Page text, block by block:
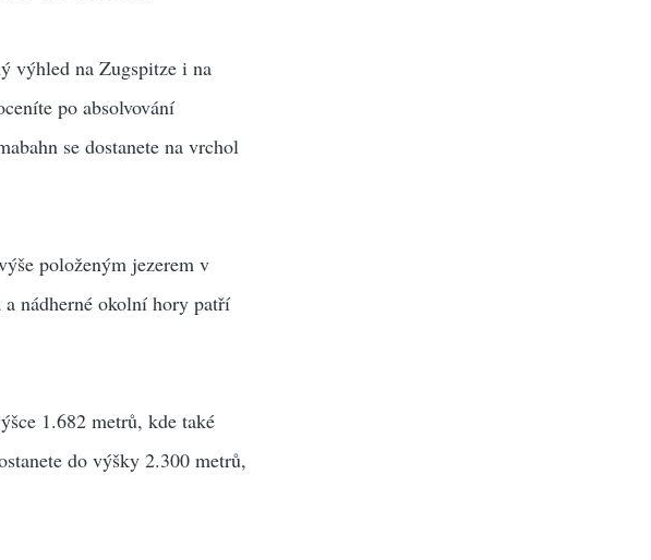
výhled na Zugspitze i na
po absolvování
se dostanete na vrchol
položeným jezerem v
nádherné okolní hory patří
1.682 metrů, kde také
do výšky 2.300 metrů,